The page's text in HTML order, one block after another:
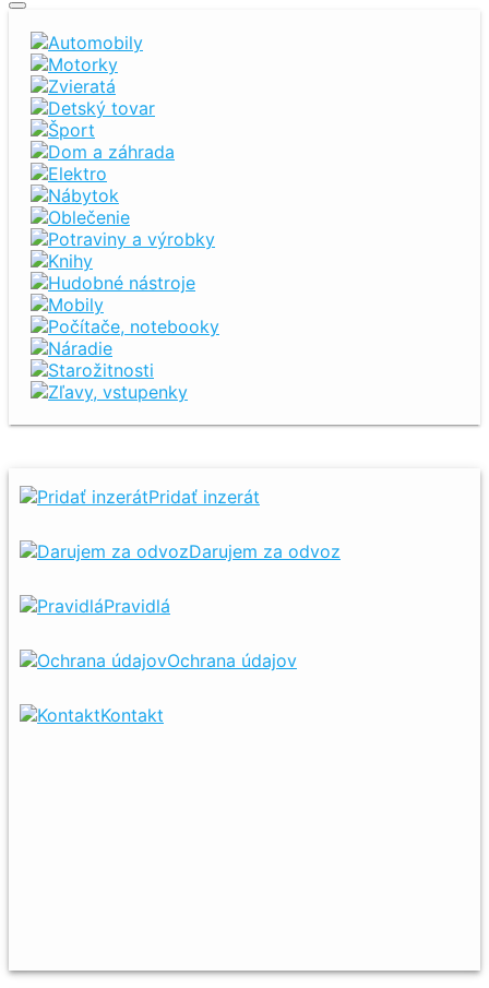
Automobily
Motorky
Zvieratá
Detský tovar
Šport
Dom a záhrada
Elektro
Nábytok
Oblečenie
Potraviny a výrobky
Knihy
Hudobné nástroje
Mobily
Počítače, notebooky
Náradie
Starožitnosti
Zľavy, vstupenky
Pridať inzerát
Darujem za odvoz
Pravidlá
Ochrana údajov
Kontakt